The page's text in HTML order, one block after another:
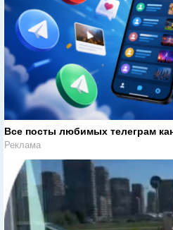
Все посты любимых телеграм
Реклама